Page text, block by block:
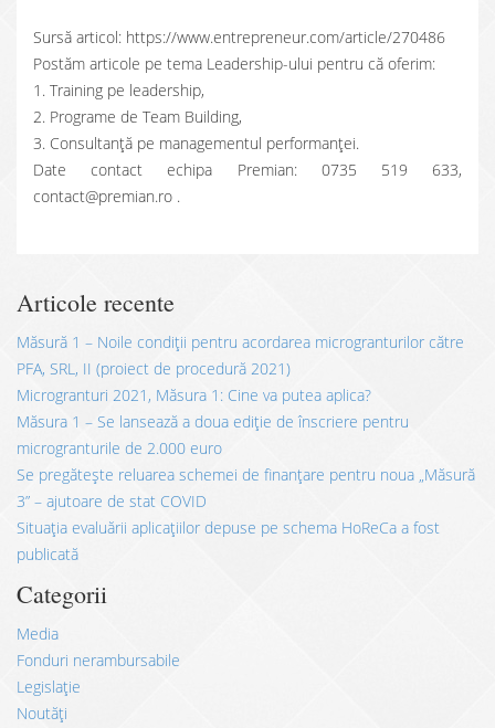
Sursă articol: https://www.entrepreneur.com/article/270486
Postăm articole pe tema Leadership-ului pentru că oferim:
1. Training pe leadership,
2. Programe de Team Building,
3. Consultanţă pe managementul performanţei.
Date contact echipa Premian: 0735 519 633,
contact@premian.ro .
Articole recente
Măsură 1 – Noile condiții pentru acordarea microgranturilor către
PFA, SRL, II (proiect de procedură 2021)
Microgranturi 2021, Măsura 1: Cine va putea aplica?
Măsura 1 – Se lansează a doua ediție de înscriere pentru
microgranturile de 2.000 euro
Se pregătește reluarea schemei de finanțare pentru noua „Măsură
3” – ajutoare de stat COVID
Situația evaluării aplicațiilor depuse pe schema HoReCa a fost
publicată
Categorii
Media
Fonduri nerambursabile
Legislație
Noutăți